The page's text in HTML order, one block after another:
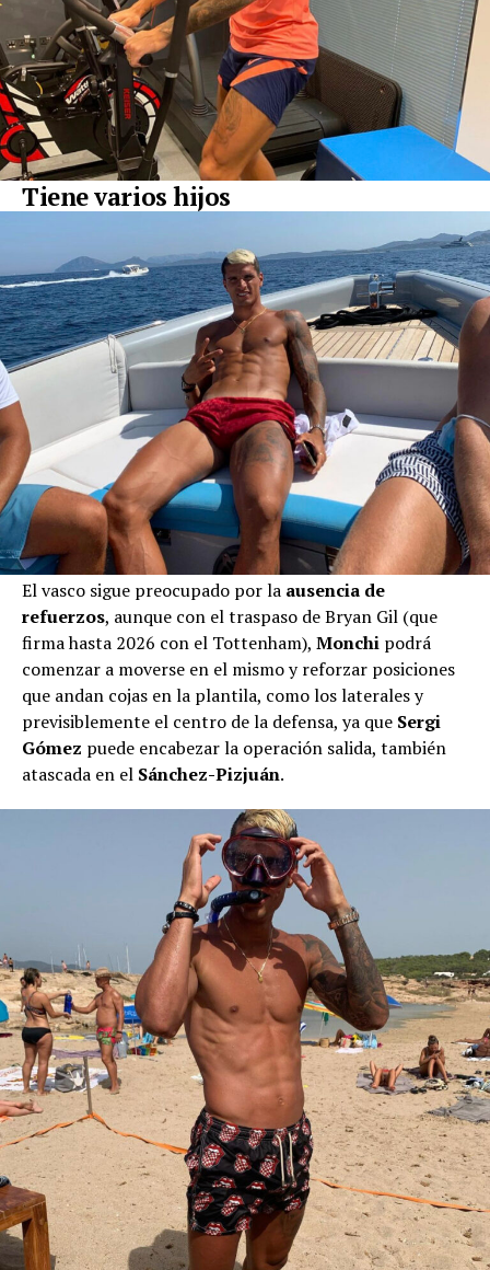
Tiene varios hijos
El vasco sigue preocupado por la ausencia de
refuerzos, aunque con el traspaso de Bryan Gil (que
firma hasta 2026 con el Tottenham), Monchi podrá
comenzar a moverse en el mismo y reforzar posiciones
que andan cojas en la plantila, como los laterales y
previsiblemente el centro de la defensa, ya que Sergi
Gómez puede encabezar la operación salida, también
atascada en el Sánchez-Pizjuán.